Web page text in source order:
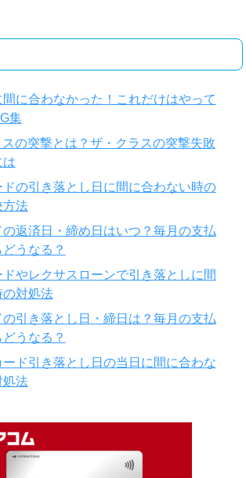
に合わなかった！これだけはやって
集
の突撃とは？ザ・クラスの突撃失敗
は
の引き落とし日に間に合わない時の
方法
返済日・締め日はいつ？毎月の支払
うなる？
ドやレクサスローンで引き落としに間
の対処法
引き落とし日・締日は？毎月の支払
うなる？
ード引き落とし日の当日に間に合わな
処法